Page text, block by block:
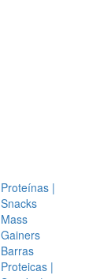
Proteínas |
Snacks
Mass
Gainers
Barras
Proteicas |